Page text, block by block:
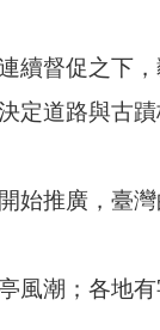
續督促之下
定道路與古
始推廣，臺
風潮；各地